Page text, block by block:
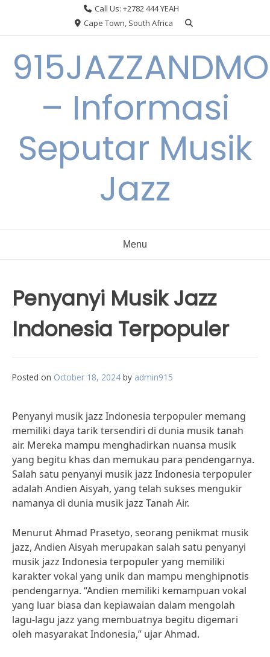
Call Us: +2782 444 YEAH
Cape Town, South Africa
– Informasi
Seputar Musik
Jazz
Menu
Penyanyi Musik Jazz
Indonesia Terpopuler
Posted on October 18, 2024 by admin915
Penyanyi musik jazz Indonesia terpopuler memang
memiliki daya tarik tersendiri di dunia musik tanah
air. Mereka mampu menghadirkan nuansa musik
yang begitu khas dan memukau para pendengarnya.
Salah satu penyanyi musik jazz Indonesia terpopuler
adalah Andien Aisyah, yang telah sukses mengukir
namanya di dunia musik jazz Tanah Air.
Menurut Ahmad Prasetyo, seorang penikmat musik
jazz, Andien Aisyah merupakan salah satu penyanyi
musik jazz Indonesia terpopuler yang memiliki
karakter vokal yang unik dan mampu menghipnotis
pendengarnya. “Andien memiliki kemampuan vokal
yang luar biasa dan kepiawaian dalam mengolah
lagu-lagu jazz yang membuatnya begitu digemari
oleh masyarakat Indonesia,” ujar Ahmad.